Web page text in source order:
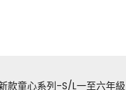
款童心系列-S/L一至六年級